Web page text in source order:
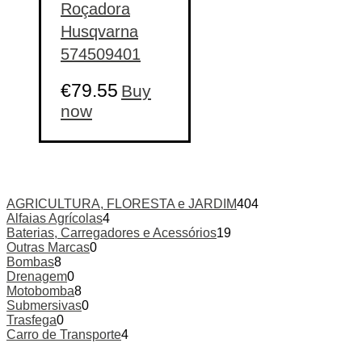
Roçadora
Husqvarna
574509401
€79.55 Buy
now
AGRICULTURA, FLORESTA e JARDIM404
Alfaias Agrícolas4
Baterias, Carregadores e Acessórios19
Outras Marcas0
Bombas8
Drenagem0
Motobomba8
Submersivas0
Trasfega0
Carro de Transporte4